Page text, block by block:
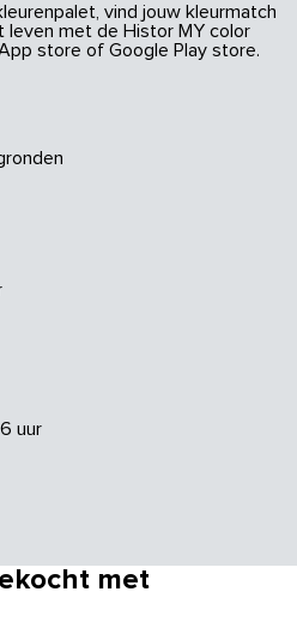
vind jouw kleurmatch
leven met de Histor MY color
store of Google Play store.
uur
met